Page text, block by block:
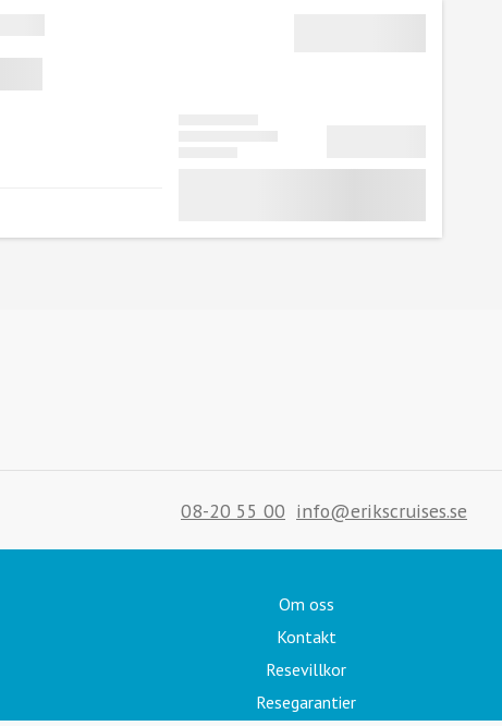
08-20 55 00 info@erikscruises.se
Om oss
Kontakt
Resevillkor
Resegarantier